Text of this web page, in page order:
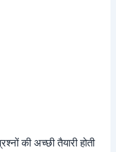
की अच्छी तैयारी होती